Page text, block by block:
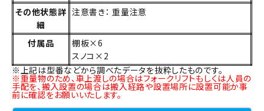
その他状態詳
細
注意書き： 重量注意
付属品
棚板×6
スノコ×2
※上記は型番などから調べたデータを抜粋したものです。
※重量物のため、車上渡しの場合はフォークリフトもしくは人員の
手配を、搬入設置の場合は搬入経路や設置場所に設置可能か事
前に確認をお願いいたします。